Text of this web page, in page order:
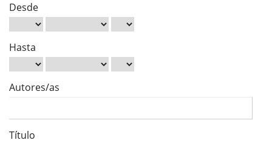
Desde
Hasta
Autores/as
Título